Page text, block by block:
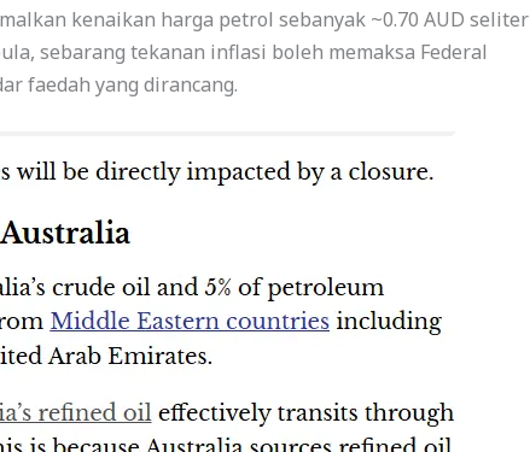
kenaikan harga petrol sebanyak ~0.70 AUD seliter
sebarang tekanan inflasi boleh memaksa Federal
faedah yang dirancang.